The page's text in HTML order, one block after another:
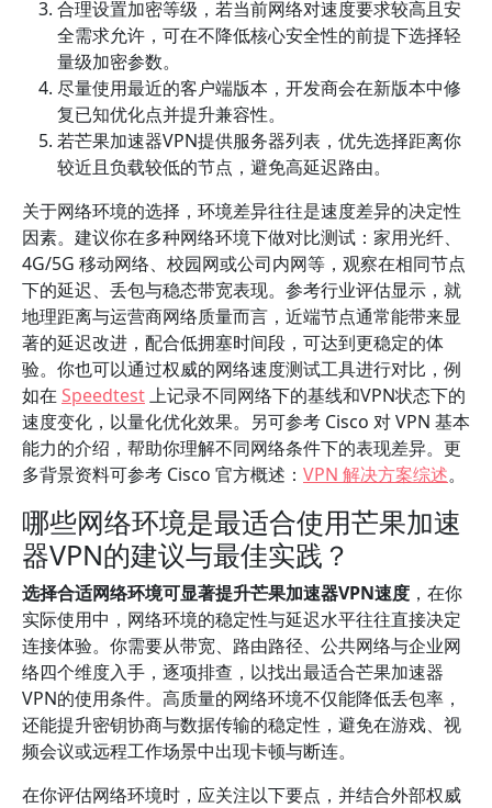
合理设置加密等级，若当前网络对速度要求较高且安
全需求允许，可在不降低核心安全性的前提下选择轻
量级加密参数。
尽量使用最近的客户端版本，开发商会在新版本中修
复已知优化点并提升兼容性。
若芒果加速器VPN提供服务器列表，优先选择距离你
较近且负载较低的节点，避免高延迟路由。
关于网络环境的选择，环境差异往往是速度差异的决定性
因素。建议你在多种网络环境下做对比测试：家用光纤、
4G/5G 移动网络、校园网或公司内网等，观察在相同节点
下的延迟、丢包与稳态带宽表现。参考行业评估显示，就
地理距离与运营商网络质量而言，近端节点通常能带来显
著的延迟改进，配合低拥塞时间段，可达到更稳定的体
验。你也可以通过权威的网络速度测试工具进行对比，例
如在 Speedtest上记录不同网络下的基线和VPN状态下的
速度变化，以量化优化效果。另可参考 Cisco 对 VPN 基本
能力的介绍，帮助你理解不同网络条件下的表现差异。更
多背景资料可参考 Cisco 官方概述： VPN 解决方案综述。
哪些网络环境是最适合使用芒果加速
器VPN的建议与最佳实践？
选择合适网络环境可显著提升芒果加速器VPN速度 ，在你
实际使用中，网络环境的稳定性与延迟水平往往直接决定
连接体验。你需要从带宽、路由路径、公共网络与企业网
络四个维度入手，逐项排查，以找出最适合芒果加速器
VPN的使用条件。高质量的网络环境不仅能降低丢包率，
还能提升密钥协商与数据传输的稳定性，避免在游戏、视
频会议或远程工作场景中出现卡顿与断连。
在你评估网络环境时，应关注以下要点，并结合外部权威